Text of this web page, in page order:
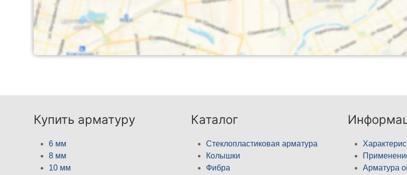
Купить арматуру
6 мм
8 мм
10 мм
Каталог
Стеклопластиковая арматура
Колышки
Фибра
Арматура